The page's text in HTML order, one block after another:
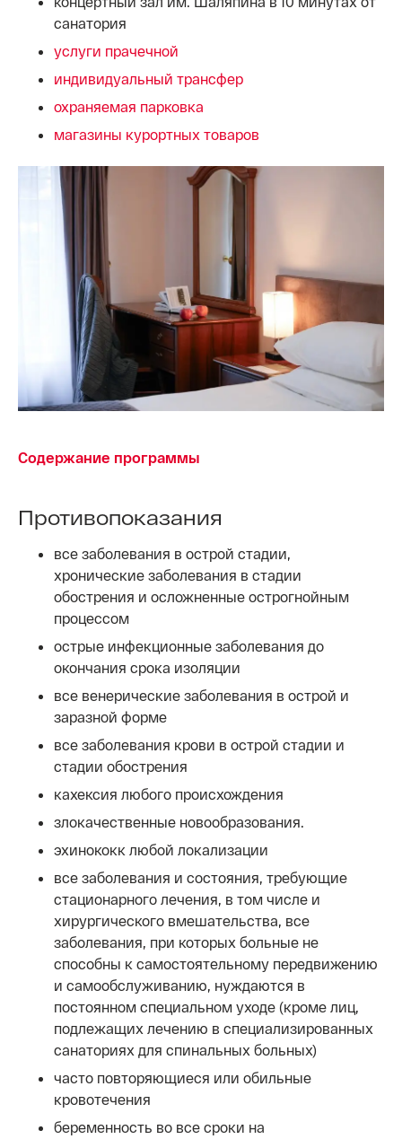
санатория
услуги прачечной
индивидуальный трансфер
охраняемая парковка
магазины курортных товаров
Содержание программы
Противопоказания
все заболевания в острой стадии,
хронические заболевания в стадии
обострения и осложненные острогнойным
процессом
острые инфекционные заболевания до
окончания срока изоляции
все венерические заболевания в острой и
заразной форме
все заболевания крови в острой стадии и
стадии обострения
кахексия любого происхождения
злокачественные новообразования.
эхинококк любой локализации
все заболевания и состояния, требующие
стационарного лечения, в том числе и
хирургического вмешательства, все
заболевания, при которых больные не
способны к самостоятельному передвижению
и самообслуживанию, нуждаются в
постоянном специальном уходе (кроме лиц,
подлежащих лечению в специализированных
санаториях для спинальных больных)
часто повторяющиеся или обильные
кровотечения
беременность во все сроки на